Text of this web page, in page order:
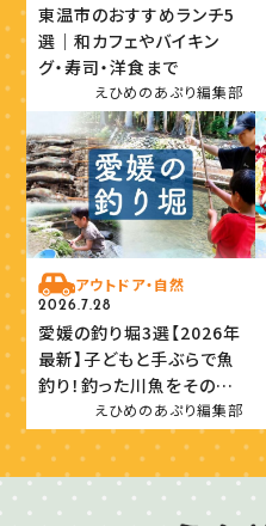
東温市のおすすめランチ5
選｜和カフェやバイキン
グ・寿司・洋食まで
えひめのあぷり編集部
アウトドア・自然
2026.7.28
愛媛の釣り堀3選【2026年
最新】子どもと手ぶらで魚
釣り！釣った川魚をその場
で味わおうえひめのあぷり編集部